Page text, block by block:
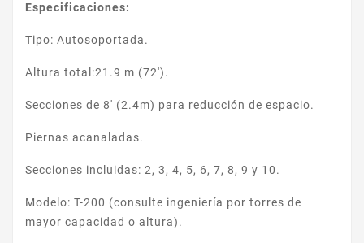
Especificaciones:
Tipo: Autosoportada.
Altura total:21.9 m (72').
Secciones de 8' (2.4m) para reducción de espacio.
Piernas acanaladas.
Secciones incluidas: 2, 3, 4, 5, 6, 7, 8, 9 y 10.
Modelo: T-200 (consulte ingeniería por torres de
mayor capacidad o altura).